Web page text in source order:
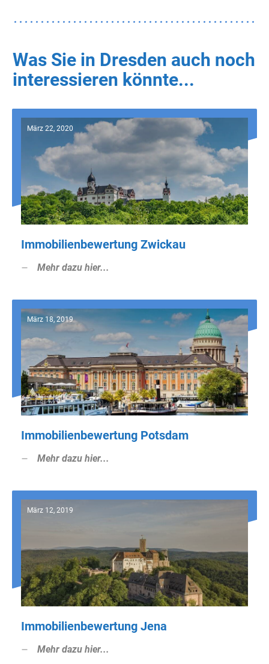
Was Sie in Dresden auch noch
interessieren könnte...
März 22, 2020
Immobilienbewertung Zwickau
Mehr dazu hier...
März 18, 2019
Immobilienbewertung Potsdam
Mehr dazu hier...
März 12, 2019
Immobilienbewertung Jena
Mehr dazu hier...